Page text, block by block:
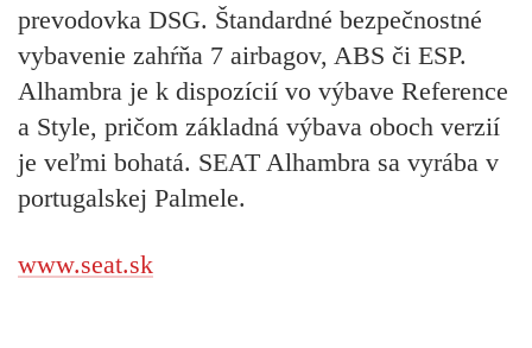
prevodovka DSG. Štandardné bezpečnostné
vybavenie zahŕňa 7 airbagov, ABS či ESP.
Alhambra je k dispozícií vo výbave Reference
a Style, pričom základná výbava oboch verzií
je veľmi bohatá. SEAT Alhambra sa vyrába v
portugalskej Palmele.
www.seat.sk